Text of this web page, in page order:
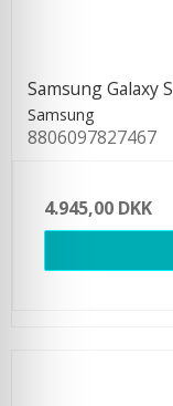
Samsung Galaxy
Samsung
8806097827467
4.945,00 DKK